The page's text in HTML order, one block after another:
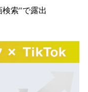
索"で露出